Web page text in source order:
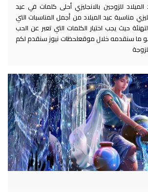
للزوجين بالانجليزي أحلى كلمات في عيد
مناسبة عيد الميلاد من أجمل المناسبات التي
حيث يجب اختيار الكلمات التي تعبر عن الحب
هو ما سنقدمه خلال موقعلحظات نيوز سنقدم لكم